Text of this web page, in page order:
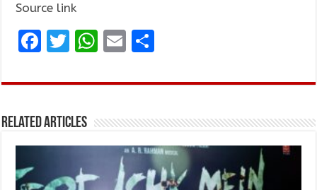
Source link
F
ce
o
o
k
T
it
r
W
at
A
p
p
E
ai ar
Related Articles